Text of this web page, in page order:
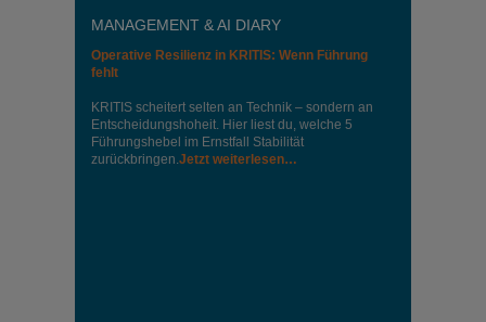
MANAGEMENT & AI DIARY
Operative Resilienz in KRITIS: Wenn Führung
fehlt
KRITIS scheitert selten an Technik – sondern an
Entscheidungshoheit. Hier liest du, welche 5
Führungshebel im Ernstfall Stabilität
zurückbringen.Jetzt weiterlesen…